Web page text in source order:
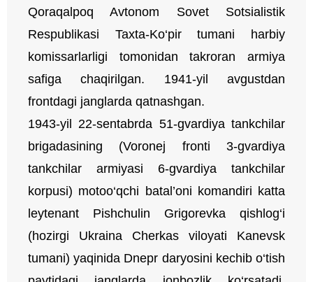
Qoraqalpoq Avtonom Sovet Sotsialistik
Respublikasi Taxta-Ko‘pir tumani harbiy
komissarlarligi tomonidan takroran armiya
safiga chaqirilgan. 1941-yil avgustdan
frontdagi janglarda qatnashgan.
1943-yil 22-sentabrda 51-gvardiya tankchilar
brigadasining (Voronej fronti 3-gvardiya
tankchilar armiyasi 6-gvardiya tankchilar
korpusi) motoo‘qchi batal’oni komandiri katta
leytenant Pishchulin Grigorevka qishlog‘i
(hozirgi Ukraina Cherkas viloyati Kanevsk
tumani) yaqinida Dnepr daryosini kechib o‘tish